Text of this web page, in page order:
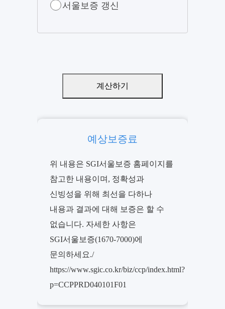
서울보증 갱신
계산하기
SGI전세금보장신용보험
예상보증료
위 내용은 SGI서울보증 홈페이지를
참고한 내용이며, 정확성과
신빙성을 위해 최선을 다하나
내용과 결과에 대해 보증은 할 수
없습니다. 자세한 사항은
SGI서울보증(1670-7000)에
문의하세요./
https://www.sgic.co.kr/biz/ccp/index.html?
p=CCPPRD040101F01